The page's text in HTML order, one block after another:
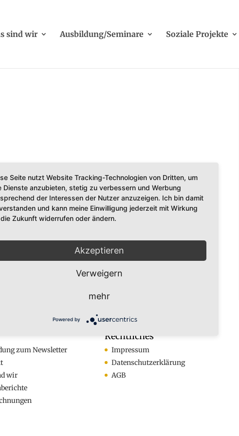
sind wir Ausbildung/Seminare Soziale Projekte
zum Newsletter
wir
Rechtliches
Impressum
Datenschutzerklärung
AGB
Seite nutzt Website Tracking-Technologien von Dritten, um
Dienste anzubieten, stetig zu verbessern und Werbung
der Interessen der Nutzer anzuzeigen. Ich bin damit
und kann meine Einwilligung jederzeit mit Wirkung
Zukunft widerrufen oder ändern.
Akzeptieren
Verweigern
mehr
Powered by